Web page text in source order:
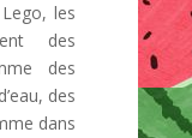
les
des
des
des
dans